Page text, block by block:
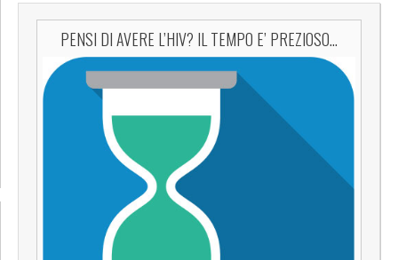
PENSI DI AVERE L’HIV? IL TEMPO E’ PREZIOSO…